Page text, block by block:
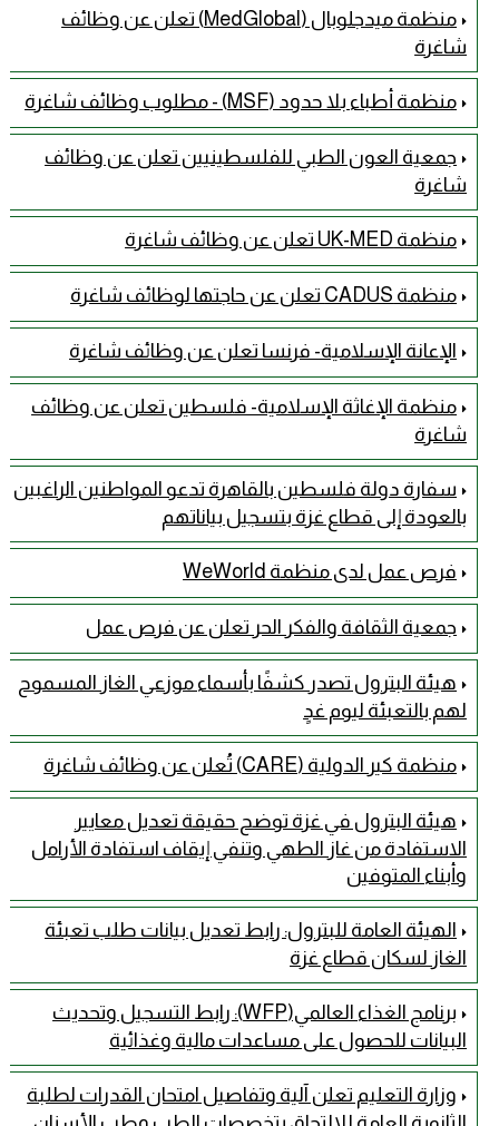
منظمة ميدجلوبال (MedGlobal) تعلن عن وظائف
شاغرة
منظمة أطباء بلا حدود (MSF) - مطلوب وظائف شاغرة
جمعية العون الطبي للفلسطينيين تعلن عن وظائف
شاغرة
منظمة UK-MED تعلن عن وظائف شاغرة
منظمة CADUS تعلن عن حاجتها لوظائف شاغرة
الإعانة الإسلامية- فرنسا تعلن عن وظائف شاغرة
منظمة الإغاثة الإسلامية- فلسطين تعلن عن وظائف
شاغرة
سفارة دولة فلسطين بالقاهرة تدعو المواطنين الراغبين
بالعودة إلى قطاع غزة بتسجيل بياناتهم
فرص عمل لدى منظمة WeWorld
جمعية الثقافة والفكر الحر تعلن عن فرص عمل
هيئة البترول تصدر كشفًا بأسماء موزعي الغاز المسموح
لهم بالتعبئة ليوم غدٍ
منظمة كير الدولية (CARE) تُعلن عن وظائف شاغرة
هيئة البترول في غزة توضح حقيقة تعديل معايير
الاستفادة من غاز الطهي وتنفي إيقاف استفادة الأرامل
وأبناء المتوفين
الهيئة العامة للبترول: رابط تعديل بيانات طلب تعبئة
الغاز لسكان قطاع غزة
برنامج الغذاء العالمي(WFP): رابط التسجيل وتحديث
البيانات للحصول على مساعدات مالية وغذائية
وزارة التعليم تعلن آلية وتفاصيل امتحان القدرات لطلبة